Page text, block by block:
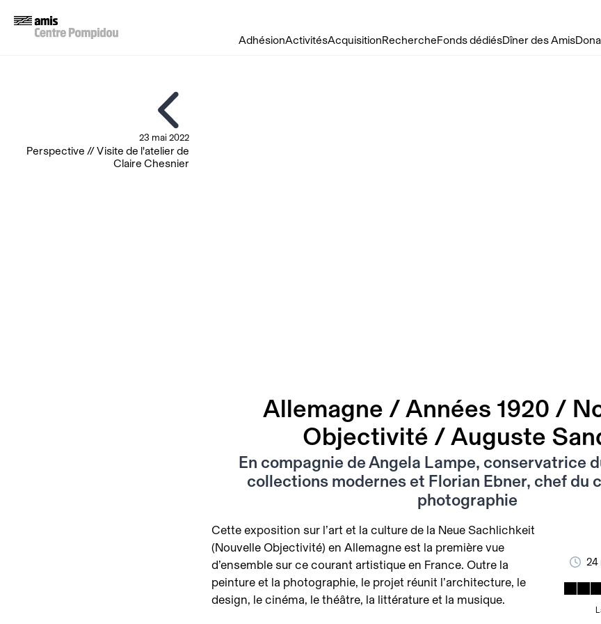
AdhésionActivitésAcquisitionRechercheFonds dédiésDîner des Amis
23 mai 2022
Perspective // Visite de l'atelier de
Claire Chesnier
Allemagne / Années 1920 /
Objectivité / Auguste
En compagnie de Angela Lampe, conservatrice
collections modernes et Florian Ebner, chef du
photographie
24
Cette exposition sur l’art et la culture de la Neue Sachlichkeit
(Nouvelle Objectivité) en Allemagne est la première vue
d’ensemble sur ce courant artistique en France. Outre la
peinture et la photographie, le projet réunit l’architecture, le
design, le cinéma, le théâtre, la littérature et la musique.